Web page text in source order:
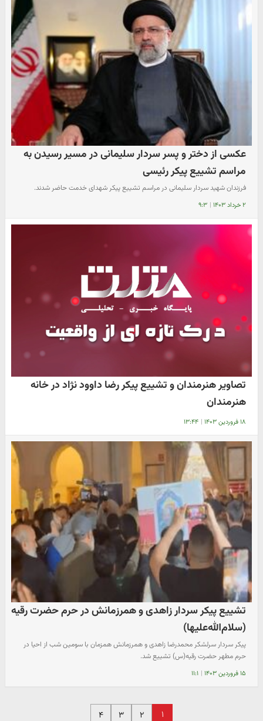
عکسی از دختر و پسر سردار سلیمانی در مسیر رسیدن به
مراسم تشییع پیکر رئیسی
فرزندان شهید سردار سلیمانی در مراسم تشییع پیکر شهدای خدمت حاضر شدند.
۲ خرداد ۱۴۰۳ | ۹:۳
تصاویر هنرمندان و تشییع پیکر رضا داوود نژاد در خانه
هنرمندان
۱۸ فروردین ۱۴۰۳ | ۱۳:۴۴
تشییع پیکر سردار زاهدی و همرزمانش در حرم حضرت رقیه
(سلام‌الله‌علیها)
پیکر سردار سرلشکر محمدرضا زاهدی و همرزمانش همزمان با سومین شب از احیا در
حرم مطهر حضرت رقیه(س) تشییع شد.
۱۵ فروردین ۱۴۰۳ | ۱۱:۱
۱ ۲ ۳ ۴